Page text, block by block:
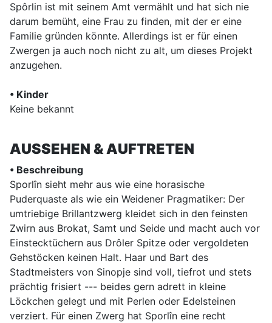
Spôrlin ist mit seinem Amt vermählt und hat sich nie
darum bemüht, eine Frau zu finden, mit der er eine
Familie gründen könnte. Allerdings ist er für einen
Zwergen ja auch noch nicht zu alt, um dieses Projekt
anzugehen.
• Kinder
Keine bekannt
AUSSEHEN & AUFTRETEN
• Beschreibung
Sporlîn sieht mehr aus wie eine horasische
Puderquaste als wie ein Weidener Pragmatiker: Der
umtriebige Brillantzwerg kleidet sich in den feinsten
Zwirn aus Brokat, Samt und Seide und macht auch vor
Einstecktüchern aus Drôler Spitze oder vergoldeten
Gehstöcken keinen Halt. Haar und Bart des
Stadtmeisters von Sinopje sind voll, tiefrot und stets
prächtig frisiert --- beides gern adrett in kleine
Löckchen gelegt und mit Perlen oder Edelsteinen
verziert. Für einen Zwerg hat Sporlîn eine recht